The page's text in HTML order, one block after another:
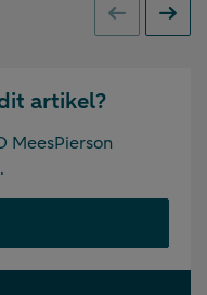
Vorige
artikel?
MeesPierson